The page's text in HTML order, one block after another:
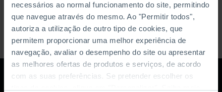
necessários ao normal funcionamento do site, permitindo
que navegue através do mesmo. Ao "Permitir todos",
autoriza a utilização de outro tipo de cookies, que
permitem proporcionar uma melhor experiência de
navegação, avaliar o desempenho do site ou apresentar
as melhores ofertas de produtos e serviços, de acordo
com as suas preferências. Se pretender escolher os